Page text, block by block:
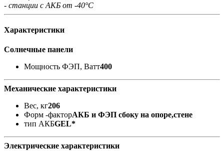
- станции с АКБ от -40°С
Характеристики
Солнечные панели
Мощность ФЭП, Ватт400
Механические характеристики
Вес, кг206
Форм -факторАКБ и ФЭП сбоку на опоре,стене
тип АКБGEL*
Электрические характеристики